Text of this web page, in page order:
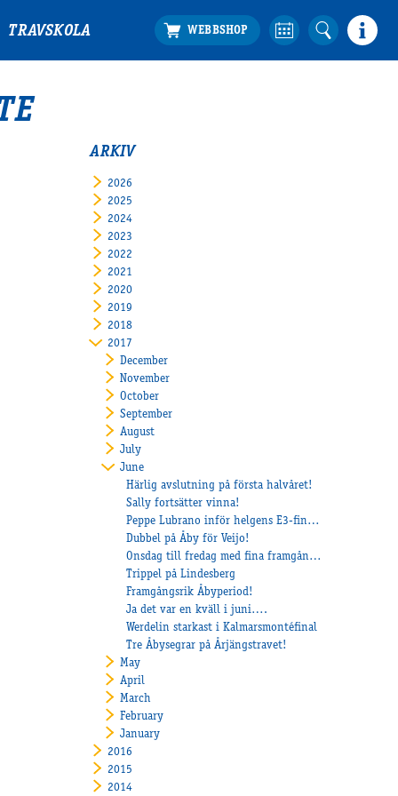
TRAVSKOLA
ARKIV
2026
2025
2024
2023
2022
2021
2020
2019
2018
2017
December
November
October
September
August
July
June
Härlig avslutning på första halvåret!
Sally fortsätter vinna!
Peppe Lubrano inför helgens E3-final med Al's Espresious
Dubbel på Åby för Veijo!
Onsdag till fredag med fina framgångar!
Trippel på Lindesberg
Framgångsrik Åbyperiod!
Ja det var en kväll i juni….
Werdelin starkast i Kalmarsmontéfinal
Tre Åbysegrar på Årjängstravet!
May
April
March
February
January
2016
2015
2014